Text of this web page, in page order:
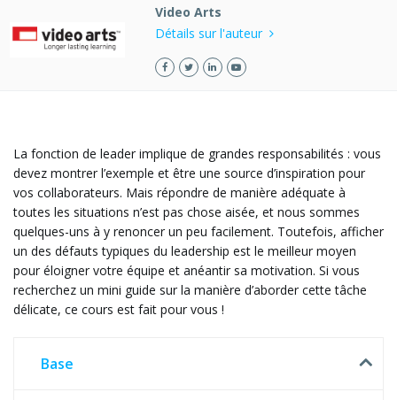
Video Arts
Détails sur l'auteur
La fonction de leader implique de grandes responsabilités : vous
devez montrer l’exemple et être une source d’inspiration pour
vos collaborateurs. Mais répondre de manière adéquate à
toutes les situations n’est pas chose aisée, et nous sommes
quelques-uns à y renoncer un peu facilement. Toutefois, afficher
un des défauts typiques du leadership est le meilleur moyen
pour éloigner votre équipe et anéantir sa motivation. Si vous
recherchez un mini guide sur la manière d’aborder cette tâche
délicate, ce cours est fait pour vous !
Base